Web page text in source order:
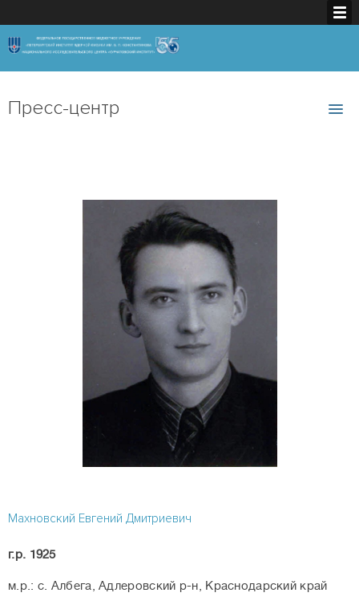
Пресс-центр
Махновский Евгений Дмитриевич
г.р. 1925
м.р.: с. Албега, Адлеровский р-н, Краснодарский край